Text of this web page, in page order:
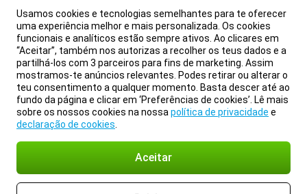
Usamos cookies e tecnologias semelhantes para te oferecer
uma experiência melhor e mais personalizada. Os cookies
funcionais e analíticos estão sempre ativos. Ao clicares em
“Aceitar”, também nos autorizas a recolher os teus dados e a
partilhá-los com 3 parceiros para fins de marketing. Assim
mostramos-te anúncios relevantes. Podes retirar ou alterar o
teu consentimento a qualquer momento. Basta descer até ao
fundo da página e clicar em ‘Preferências de cookies’. Lê mais
sobre os nossos cookies na nossa política de privacidade e
declaração de cookies
Aceitar